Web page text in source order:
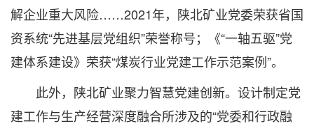
解企业重大风险……2021年，陕北矿业党委荣获省国
资系统“先进基层党组织”荣誉称号；《“一轴五驱”党
建体系建设》荣获“煤炭行业党建工作示范案例”。
此外，陕北矿业聚力智慧党建创新。设计制定党
建工作与生产经营深度融合所涉及的“党委和行政融